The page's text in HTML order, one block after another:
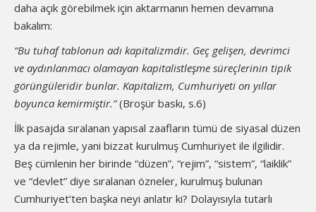
daha açık görebilmek için aktarmanın hemen devamına
bakalım:
“Bu tuhaf tablonun adı kapitalizmdir. Geç gelişen, devrimci
ve aydınlanmacı olamayan kapitalistleşme süreçlerinin tipik
görüngüleridir bunlar. Kapitalizm, Cumhuriyeti on yıllar
boyunca kemirmiştir.”(Broşür baskı, s.6)
İlk pasajda sıralanan yapısal zaafların tümü de siyasal düzen
ya da rejimle, yani bizzat kurulmuş Cumhuriyet ile ilgilidir.
Beş cümlenin her birinde “düzen”, “rejim”, “sistem”, “laiklik”
ve “devlet” diye sıralanan özneler, kurulmuş bulunan
Cumhuriyet’ten başka neyi anlatır ki? Dolayısıyla tutarlı